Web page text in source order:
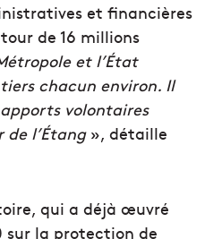
et financières
de 16 millions
et l’État
chacun environ. Il
volontaires
l’Étang», détaille
qui a déjà œuvré
sur la protection de